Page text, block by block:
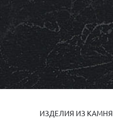
ИЗДЕЛИЯ ИЗ КАМНЯ